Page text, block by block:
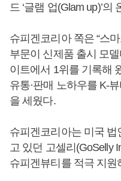
드 ‘글램 업(Glam up)’
슈피겐코리아 쪽은 “스
부문이 신제품 출시 모
이트에서 1위를 기록해
유통·판매 노하우를 K-
을 세웠다.
슈피겐코리아는 미국 법
고 있던 고셀리(GoSelly
슈피겐뷰티를 적극 지원